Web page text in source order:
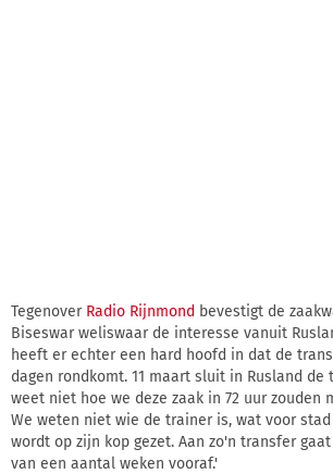
Tegenover Radio Rijnmond bevestigt de
Biseswar weliswaar de interesse vanuit
heeft er echter een hard hoofd in dat de
dagen rondkomt. 11 maart sluit in Rusland de
weet niet hoe we deze zaak in 72 uur zouden
We weten niet wie de trainer is, wat voor stad
wordt op zijn kop gezet. Aan zo'n transfer
van een aantal weken vooraf.'